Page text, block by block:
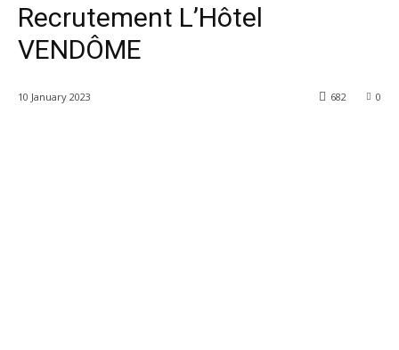
Recrutement L’Hôtel
VENDÔME
10 January 2023 0
682